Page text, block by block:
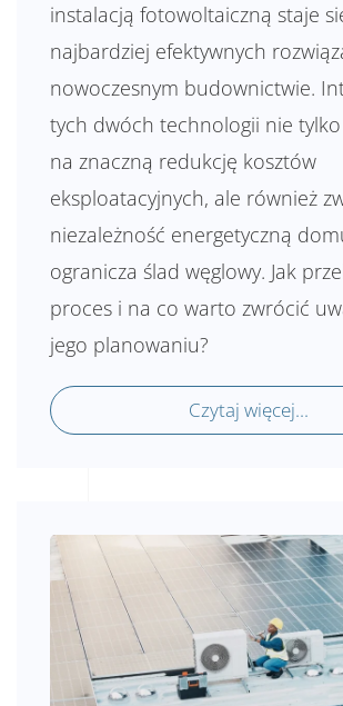
instalacją fotowoltaiczną staje
najbardziej efektywnych
nowoczesnym budownictwie.
tych dwóch technologii nie
na znaczną redukcję kosztów
eksploatacyjnych, ale również
niezależność energetyczną
ogranicza ślad węglowy. Jak
proces i na co warto zwrócić
jego planowaniu?
Czytaj więcej...